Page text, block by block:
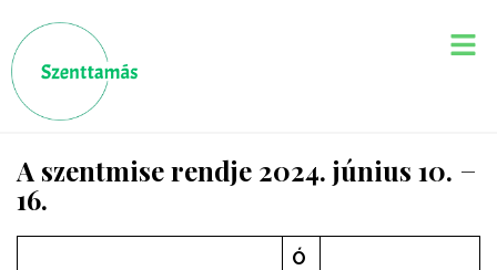
A szentmise rendje 2024. június 10. −
16.
Ó